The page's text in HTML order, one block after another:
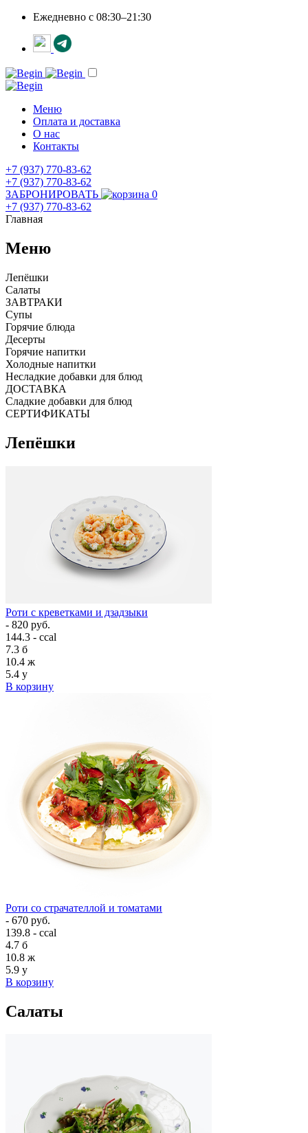
Ежедневно c 08:30–21:30
Меню
Оплата и доставка
О нас
Контакты
+7 (937) 770-83-62
+7 (937) 770-83-62
ЗАБРОНИРОВАТЬ
0
+7 (937) 770-83-62
Главная
Меню
Лепёшки
Салаты
ЗАВТРАКИ
Супы
Горячие блюда
Десерты
Горячие напитки
Холодные напитки
Несладкие добавки для блюд
ДОСТАВКА
Сладкие добавки для блюд
СЕРТИФИКАТЫ
Лепёшки
Роти с креветками и дзадзыки
- 820 руб.
144.3 - ccal
7.3 б
10.4 ж
5.4 у
В корзину
Роти со страчателлой и томатами
- 670 руб.
139.8 - ccal
4.7 б
10.8 ж
5.9 у
В корзину
Салаты